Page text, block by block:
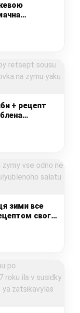
(рецепт
+ рецепт
вже багато
зими все
свого
публіки” на